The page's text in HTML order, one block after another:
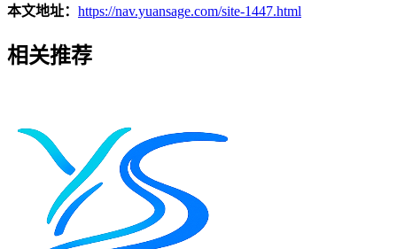
本文地址： https://nav.yuansage.com/site-1447.html
相关推荐